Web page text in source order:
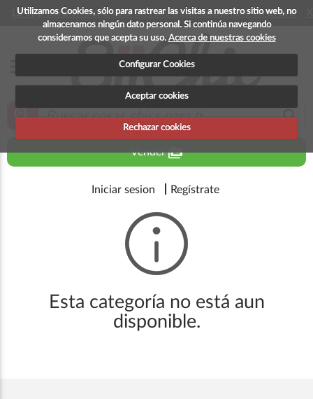
Utilizamos Cookies, sólo para rastrear las visitas a nuestro sitio web, no
almacenamos ningún dato personal. Si continúa navegando
consideramos que acepta su uso. Acerca de nuestras cookies
Configurar Cookies
Aceptar cookies
Rechazar cookies
La app para android esta en fase beta, disponible en breve
zoom_in search
Venderperm_media
Iniciar sesion Regístrate
Esta categoría no está aun
disponible.